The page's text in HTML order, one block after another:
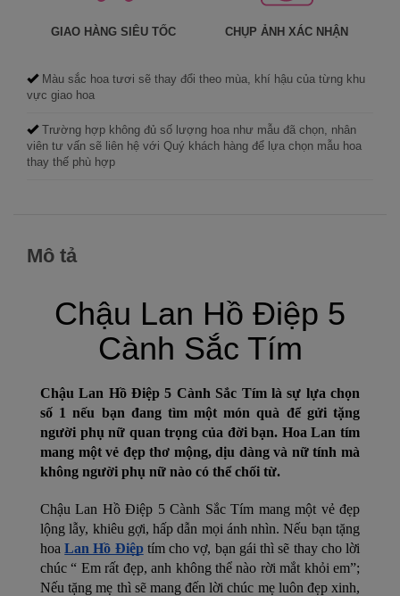
GIAO HÀNG SIÊU TỐC CHỤP ẢNH XÁC NHẬN
Màu sắc hoa tươi sẽ thay đổi theo mùa, khí hậu của từng khu
vực giao hoa
Trường hợp không đủ số lượng hoa như mẫu đã chọn, nhân
viên tư vấn sẽ liên hệ với Quý khách hàng để lựa chọn mẫu hoa
thay thế phù hợp
Mô tả
Chậu Lan Hồ Điệp 5
Cành Sắc Tím
Chậu Lan Hồ Điệp 5 Cành Sắc Tím là sự lựa chọn
số 1 nếu bạn đang tìm một món quà để gửi tặng
người phụ nữ quan trọng của đời bạn. Hoa Lan tím
mang một vẻ đẹp thơ mộng, dịu dàng và nữ tính mà
không người phụ nữ nào có thể chối từ.
Chậu Lan Hồ Điệp 5 Cành Sắc Tím mang một vẻ đẹp
lộng lẫy, khiêu gợi, hấp dẫn mọi ánh nhìn. Nếu bạn tặng
hoa Lan Hồ Điệp tím cho vợ, bạn gái thì sẽ thay cho lời
chúc “ Em rất đẹp, anh không thể nào rời mắt khỏi em”;
Nếu tặng mẹ thì sẽ mang đến lời chúc mẹ luôn đẹp xinh,